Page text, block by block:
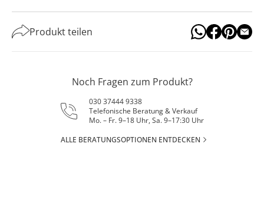
Produkt teilen
Noch Fragen zum Produkt?
030 37444 9338
Telefonische Beratung & Verkauf
Mo. – Fr. 9–18 Uhr, Sa. 9–17:30 Uhr
ALLE BERATUNGSOPTIONEN ENTDECKEN